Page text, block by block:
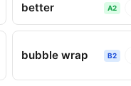
better A2
bubble wrap B2